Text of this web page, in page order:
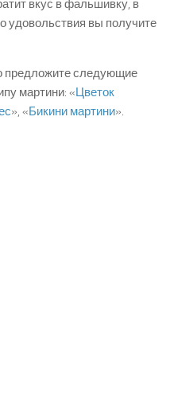
вкус в фальшивку, в
удовольствия вы получите
предложите следующие
мартини: «Цветок
», «Бикини мартини».